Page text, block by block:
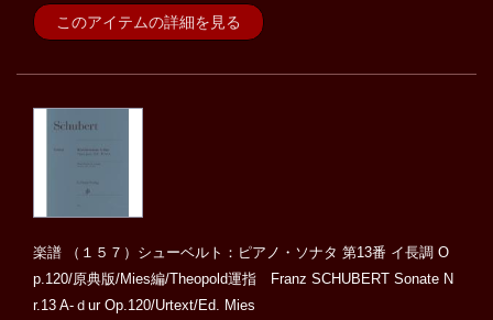
このアイテムの詳細を見る
楽譜 （１５７）シューベルト：ピアノ・ソナタ 第13番 イ長調 O
p.120/原典版/Mies編/Theopold運指 Franz SCHUBERT Sonate N
r.13 A-ｄur Op.120/Urtext/Ed. Mies